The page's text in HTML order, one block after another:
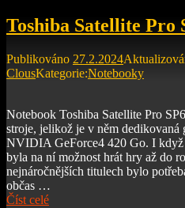
Toshiba Satellite Pro
Publikováno 27.2.2024
ClousKategorie:Notebooky
Notebook Toshiba Satellite Pro
stroje, jelikož je v něm dedikovaná
NVIDIA GeForce4 420 Go. I když
byla na ní možnost hrát hry až do
nejnáročnějších titulech bylo
občas …
Číst celé